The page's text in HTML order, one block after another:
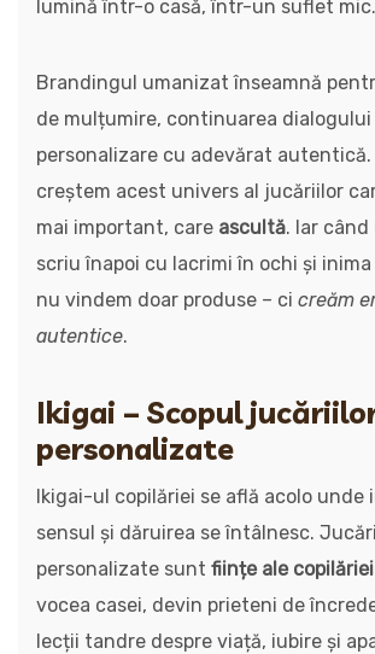
lumină într-o casă, într-un suflet mic.
Brandingul umanizat înseamnă
de mulțumire, continuarea dialogului
personalizare cu adevărat autentică.
creștem acest univers al jucăriilor
mai important, care ascultă. Iar
scriu înapoi cu lacrimi în ochi și
nu vindem doar produse – ci creăm
autentice.
Ikigai – Scopul
personalizate
Ikigai-ul copilăriei se află acolo unde
sensul și dăruirea se întâlnesc.
personalizate sunt ființe ale copilăriei
vocea casei, devin prieteni de
lecții tandre despre viață, iubire și